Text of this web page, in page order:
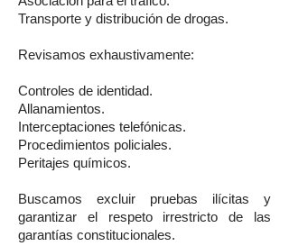
Transporte y distribución de drogas.
Revisamos exhaustivamente:
Controles de identidad.
Allanamientos.
Interceptaciones telefónicas.
Procedimientos policiales.
Peritajes químicos.
Buscamos excluir pruebas ilícitas y
garantizar el respeto irrestricto de las
garantías constitucionales.